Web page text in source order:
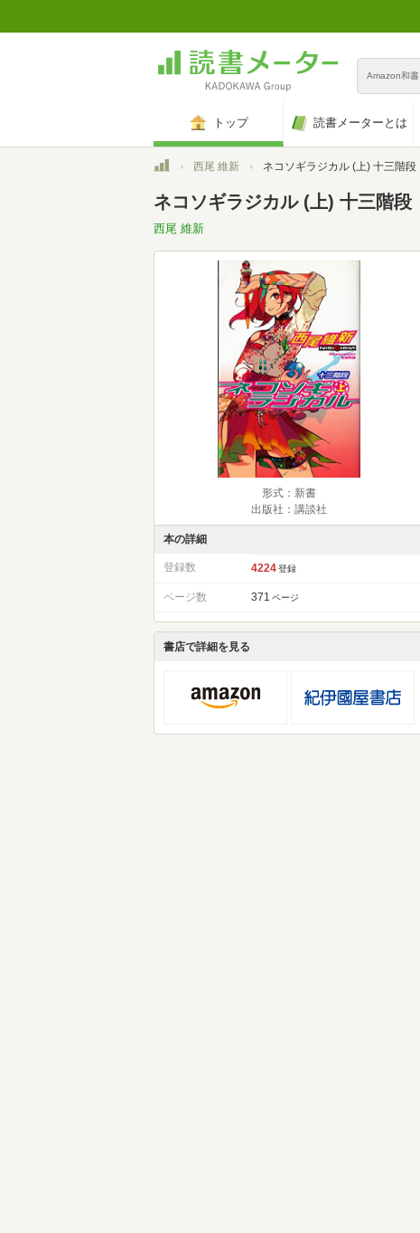
Amazon和書
トップ 読書メーターとは
トップ西尾 維新 ネコソギラジカル (上) 十三階段
ネコソギラジカル (上) 十三階段
西尾 維新
形式：新書
出版社：講談社
本の詳細
登録数 4224 登録
ページ数 371 ページ
書店で詳細を見る